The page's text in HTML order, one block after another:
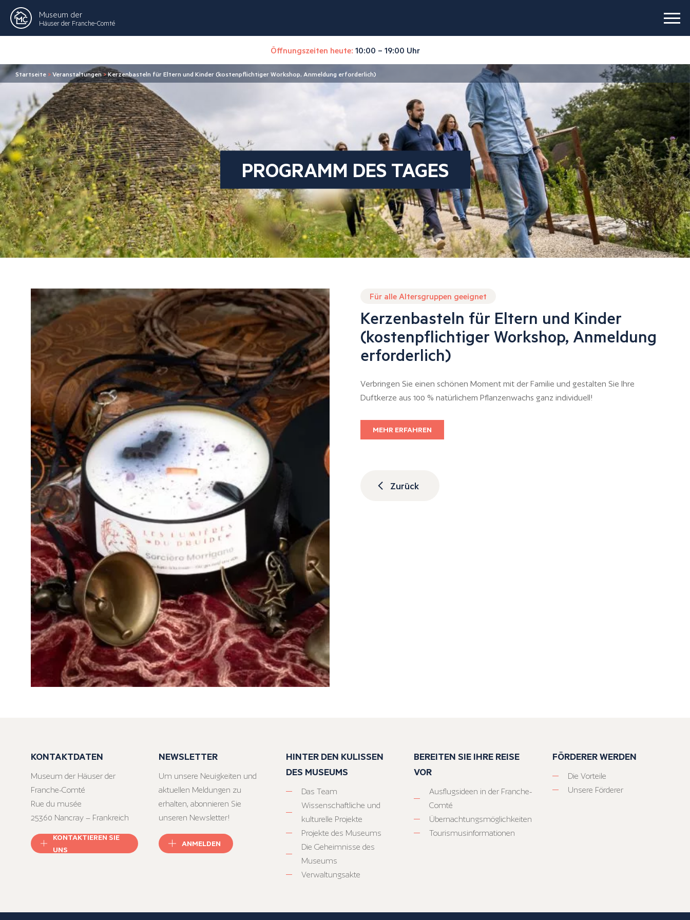
Museum der
Häuser der Franche-Comté
Öffnungszeiten heute: 10:00 – 19:00 Uhr
Startseite >Veranstaltungen>Kerzenbasteln für Eltern und Kinder (kostenpflichtiger Workshop, Anmeldung erforderlich)
PROGRAMM DES TAGES
Für alle Altersgruppen geeignet
Kerzenbasteln für Eltern und Kinder
(kostenpflichtiger Workshop, Anmeldung
erforderlich)
Verbringen Sie einen schönen Moment mit der Familie und gestalten Sie Ihre
Duftkerze aus 100 % natürlichem Pflanzenwachs ganz individuell!
MEHR ERFAHREN
Zurück
KONTAKTDATEN
Museum der Häuser der
Franche-Comté
Rue du musée
25360 Nancray – Frankreich
KONTAKTIEREN SIE
UNS
NEWSLETTER
Um unsere Neuigkeiten und
aktuellen Meldungen zu
erhalten, abonnieren Sie
unseren Newsletter!
ANMELDEN
HINTER DEN KULISSEN
DES MUSEUMS
Das Team
Wissenschaftliche und
kulturelle Projekte
Projekte des Museums
Die Geheimnisse des
Museums
Verwaltungsakte
BEREITEN SIE IHRE REISE
VOR
Ausflugsideen in der Franche-
Comté
Übernachtungsmöglichkeiten
Tourismusinformationen
FÖRDERER WERDEN
Die Vorteile
Unsere Förderer